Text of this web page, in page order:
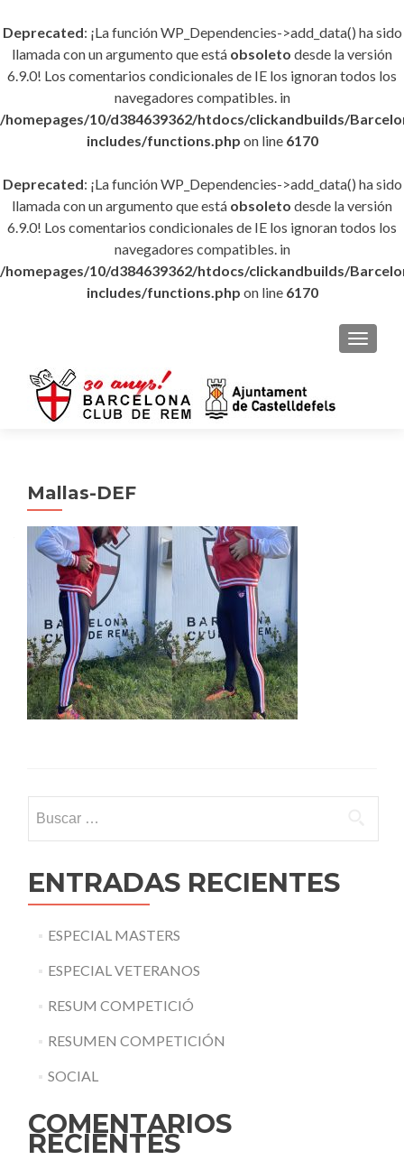
Deprecated: ¡La función WP_Dependencies->add_data() ha sido
llamada con un argumento que está obsoleto desde la versión
6.9.0! Los comentarios condicionales de IE los ignoran todos los
navegadores compatibles. in
/homepages/10/d384639362/htdocs/clickandbuilds/
includes/functions.php on line 6170
Deprecated: ¡La función WP_Dependencies->add_data() ha sido
llamada con un argumento que está obsoleto desde la versión
6.9.0! Los comentarios condicionales de IE los ignoran todos los
navegadores compatibles. in
/homepages/10/d384639362/htdocs/clickandbuilds/
includes/functions.php on line 6170
Mallas-DEF
ENTRADAS RECIENTES
ESPECIAL MASTERS
ESPECIAL VETERANOS
RESUM COMPETICIÓ
RESUMEN COMPETICIÓN
SOCIAL
COMENTARIOS
RECIENTES